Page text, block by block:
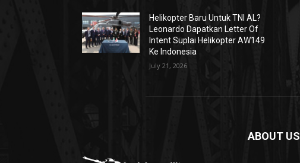
Helikopter Baru Untuk TNI AL?
Leonardo Dapatkan Letter Of
Intent Suplai Helikopter AW149
Ke Indonesia
July 21, 2026
ABOUT US